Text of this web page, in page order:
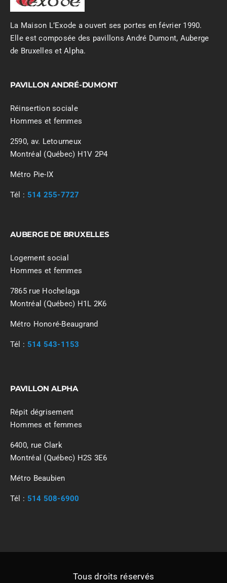
La Maison L’Exode a ouvert ses portes en février 1990.
Elle est composée des pavillons André Dumont, Auberge
de Bruxelles et Alpha.
PAVILLON ANDRÉ-DUMONT
Réinsertion sociale
Hommes et femmes
2590, av. Letourneux
Montréal (Québec) H1V 2P4
Métro Pie-IX
Tél : 514 255-7727
AUBERGE DE BRUXELLES
Logement social
Hommes et femmes
7865 rue Hochelaga
Montréal (Québec) H1L 2K6
Métro Honoré-Beaugrand
Tél : 514 543-1153
PAVILLON ALPHA
Répit dégrisement
Hommes et femmes
6400, rue Clark
Montréal (Québec) H2S 3E6
Métro Beaubien
Tél : 514 508-6900
Tous droits réservés